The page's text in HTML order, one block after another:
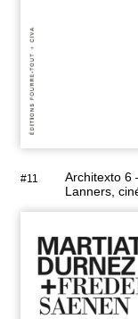
#11
Architexto 6
Lanners,